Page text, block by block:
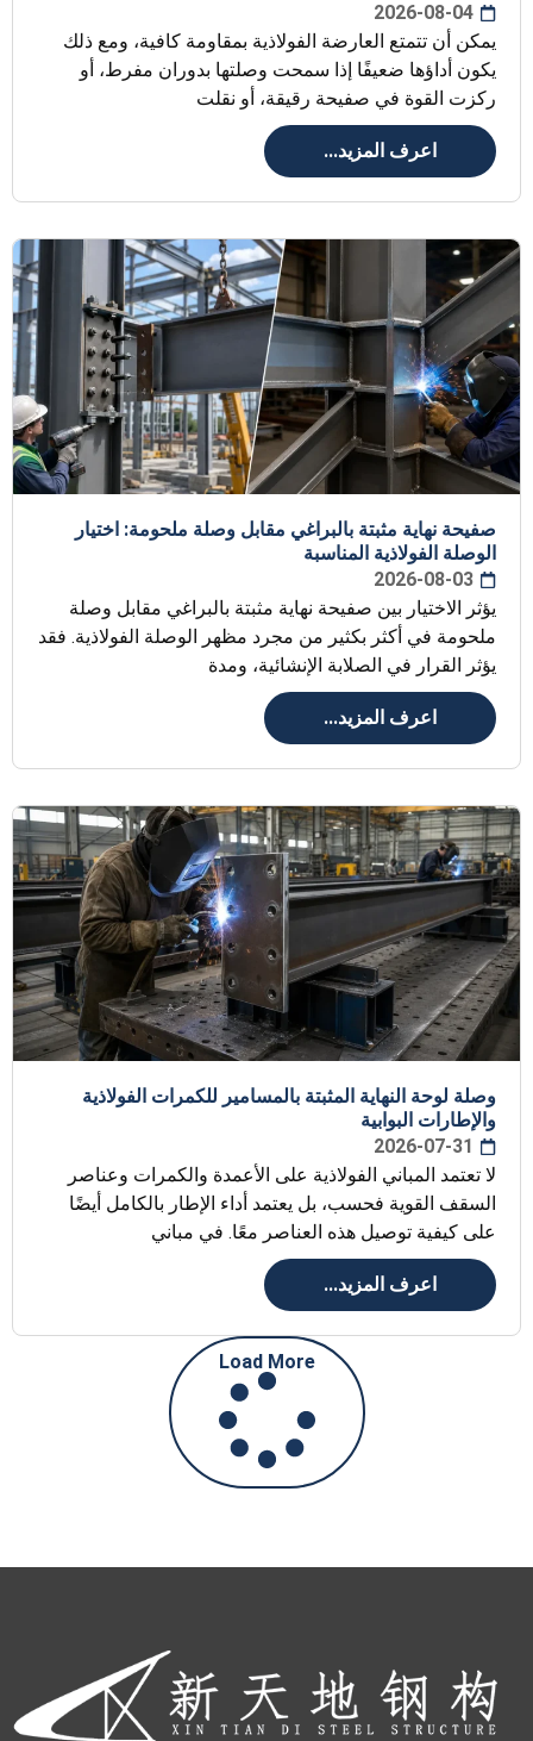
2026-08-04
يمكن أن تتمتع العارضة الفولاذية بمقاومة كافية، ومع ذلك
يكون أداؤها ضعيفًا إذا سمحت وصلتها بدوران مفرط، أو
ركزت القوة في صفيحة رقيقة، أو نقلت
اعرف المزيد...
صفيحة نهاية مثبتة بالبراغي مقابل وصلة ملحومة: اختيار
الوصلة الفولاذية المناسبة
2026-08-03
يؤثر الاختيار بين صفيحة نهاية مثبتة بالبراغي مقابل وصلة
ملحومة في أكثر بكثير من مجرد مظهر الوصلة الفولاذية. فقد
يؤثر القرار في الصلابة الإنشائية، ومدة
اعرف المزيد...
وصلة لوحة النهاية المثبتة بالمسامير للكمرات الفولاذية
والإطارات البوابية
2026-07-31
لا تعتمد المباني الفولاذية على الأعمدة والكمرات وعناصر
السقف القوية فحسب، بل يعتمد أداء الإطار بالكامل أيضًا
على كيفية توصيل هذه العناصر معًا. في مباني
اعرف المزيد...
Load More